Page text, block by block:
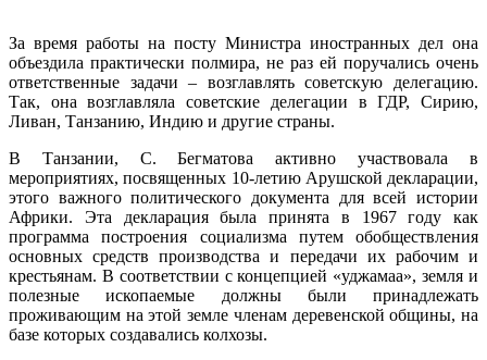
За время работы на посту Министра иностранных дел она
объездила практически полмира, не раз ей поручались очень
ответственные задачи – возглавлять советскую делегацию.
Так, она возглавляла советские делегации в ГДР, Сирию,
Ливан, Танзанию, Индию и другие страны.
В Танзании, С. Бегматова активно участвовала в
мероприятиях, посвященных 10-летию Арушской декларации,
этого важного политического документа для всей истории
Африки. Эта декларация была принята в 1967 году как
программа построения социализма путем обобществления
основных средств производства и передачи их рабочим и
крестьянам. В соответствии с концепцией «уджамаа», земля и
полезные ископаемые должны были принадлежать
проживающим на этой земле членам деревенской общины, на
базе которых создавались колхозы.